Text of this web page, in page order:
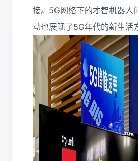
接。5G网络下的才智机器人
动也展现了5G年代的新生活